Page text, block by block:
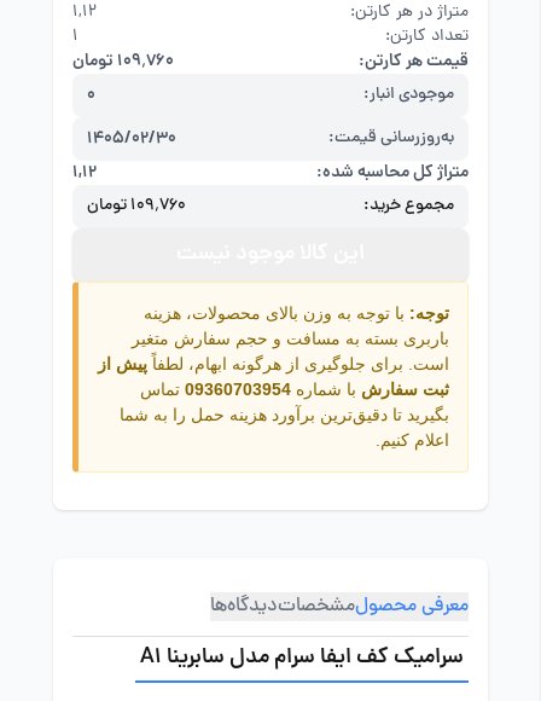
متراژ در هر کارتن:
۱,۱۲
تعداد کارتن:
1
قیمت هر کارتن: ۱۰۹٬۷۶۰ تومان
موجودی انبار: 0
به‌روزرسانی قیمت:
1405/02/30
متراژ کل محاسبه شده:
۱,۱۲
مجموع خرید: ۱۰۹٬۷۶۰ تومان
توجه: با توجه به وزن بالای محصولات، هزینه
باربری بسته به مسافت و حجم سفارش متغیر
است. برای جلوگیری از هرگونه ابهام، لطفاً پیش از
ثبت سفارش با شماره 09360703954 تماس
بگیرید تا دقیق‌ترین برآورد هزینه حمل را به شما
اعلام کنیم.
معرفی محصولمشخصاتدیدگاه‌ها
سرامیک کف ایفا سرام مدل سابرینا A1